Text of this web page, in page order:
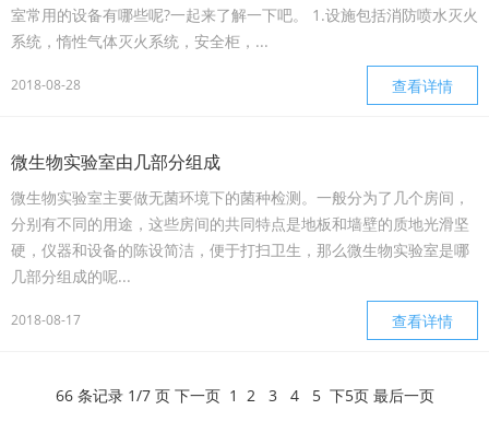
室常用的设备有哪些呢?一起来了解一下吧。 1.设施包括消防喷水灭火
系统，惰性气体灭火系统，安全柜，...
2018-08-28 查看详情
微生物实验室由几部分组成
微生物实验室主要做无菌环境下的菌种检测。一般分为了几个房间，
分别有不同的用途，这些房间的共同特点是地板和墙壁的质地光滑坚
硬，仪器和设备的陈设简洁，便于打扫卫生，那么微生物实验室是哪
几部分组成的呢...
2018-08-17 查看详情
66 条记录 1/7 页 下一页 1 2 3 4 5 下5页 最后一页